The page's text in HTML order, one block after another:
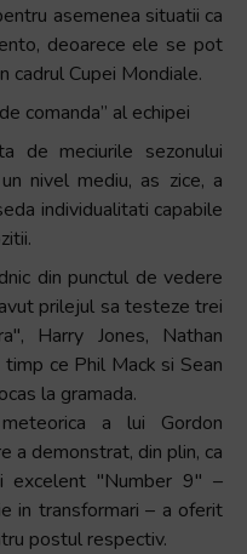
asemenea situatii ca
deoarece ele se pot
cadrul Cupei Mondiale.
comanda” al echipei
de meciurile sezonului
nivel mediu, as zice, a
individualitati capabile
din punctul de vedere
prilejul sa testeze trei
Harry Jones, Nathan
ce Phil Mack si Sean
la gramada.
a lui Gordon
a demonstrat, din plin, ca
excelent ″Number 9″ –
in transformari – a oferit
postul respectiv.